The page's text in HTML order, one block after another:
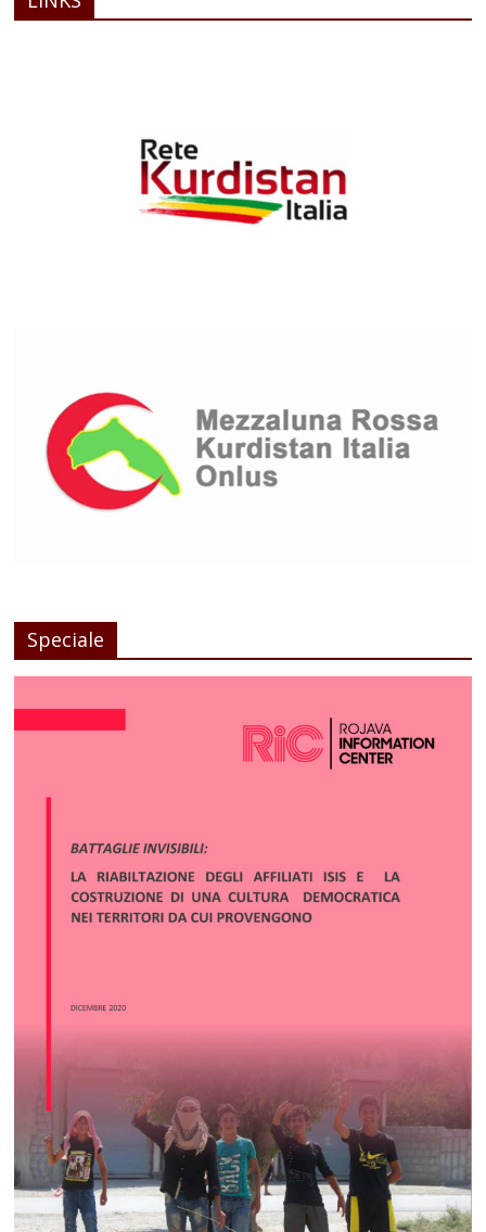
Speciale